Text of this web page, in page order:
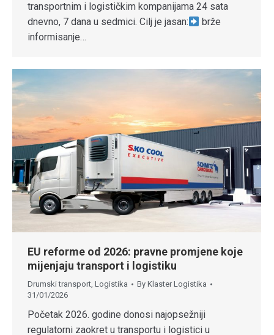
transportnim i logističkim kompanijama 24 sata
dnevno, 7 dana u sedmici. Cilj je jasan:
brže
informisanje…
EU reforme od 2026: pravne promjene koje
mijenjaju transport i logistiku
Drumski transport Logistika By Klaster Logistika
31/01/2026
Početak 2026. godine donosi najopsežniji
regulatorni zaokret u transportu i logistici u